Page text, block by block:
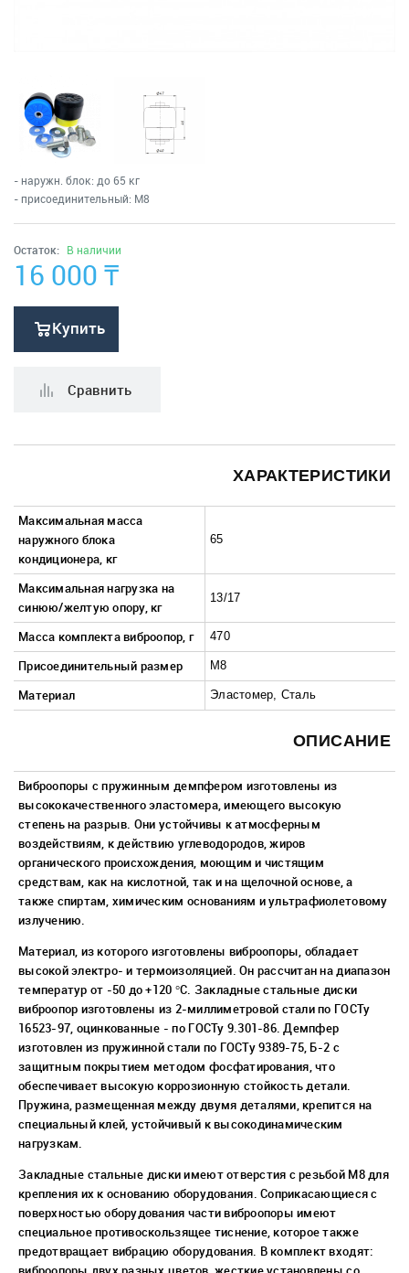
Стерилизаторы для рук
Обогреватели
Осушители воздуха
Товары для дома и сада
Медицинские приборы
- наружн. блок: до 65 кг
- присоединительный: M8
Остаток: В наличии
16 000₸
Купить
Сравнить
ХАРАКТЕРИСТИКИ
Максимальная масса
наружного блока
кондиционера, кг
65
Максимальная нагрузка на
синюю/желтую опору, кг
13/17
Масса комплекта виброопор, г 470
Присоединительный размер M8
Материал Эластомер, Сталь
ОПИСАНИЕ
Виброопоры с пружинным демпфером изготовлены из
высококачественного эластомера, имеющего высокую
степень на разрыв. Они устойчивы к атмосферным
воздействиям, к действию углеводородов, жиров
органического происхождения, моющим и чистящим
средствам, как на кислотной, так и на щелочной основе, а
также спиртам, химическим основаниям и ультрафиолетовому
излучению.
Материал, из которого изготовлены виброопоры, обладает
высокой электро- и термоизоляцией. Он рассчитан на диапазон
температур от -50 до +120 °C. Закладные стальные диски
виброопор изготовлены из 2-миллиметровой стали по ГОСТу
16523-97, оцинкованные - по ГОСТу 9.301-86.Демпфер
изготовлен из пружинной стали по ГОСТу 9389-75, Б-2 с
защитным покрытием методом фосфатирования, что
обеспечивает высокую коррозионную стойкость детали.
Пружина, размещенная между двумя деталями, крепится на
специальный клей, устойчивый к высокодинамическим
нагрузкам.
Закладные стальные диски имеют отверстия с резьбой М8 для
крепления их к основанию оборудования. Соприкасающиеся с
поверхностью оборудования части виброопоры имеют
специальное противоскользящее тиснение, которое также
предотвращает вибрацию оборудования. В комплект входят: